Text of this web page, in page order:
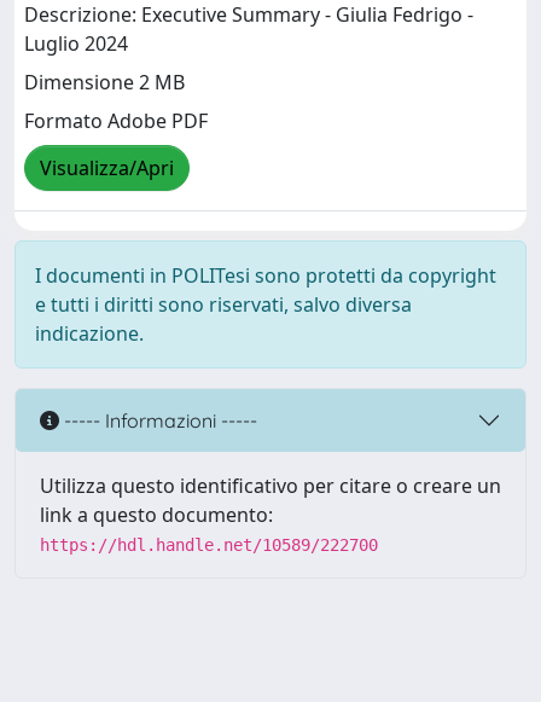
Descrizione: Executive Summary - Giulia Fedrigo -
Luglio 2024
Dimensione 2 MB
Formato Adobe PDF
Visualizza/Apri
I documenti in POLITesi sono protetti da copyright
e tutti i diritti sono riservati, salvo diversa
indicazione.
----- Informazioni -----
Utilizza questo identificativo per citare o creare un
link a questo documento:
https://hdl.handle.net/10589/222700